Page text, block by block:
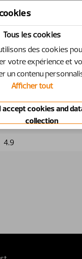
4.9
Tous les cookies
des cookies
votre expérience et
un contenu
Afficher tout